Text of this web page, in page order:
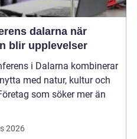
dalarna när
blir upplevelser
i Dalarna kombinerar
med natur, kultur och
som söker mer än
2026